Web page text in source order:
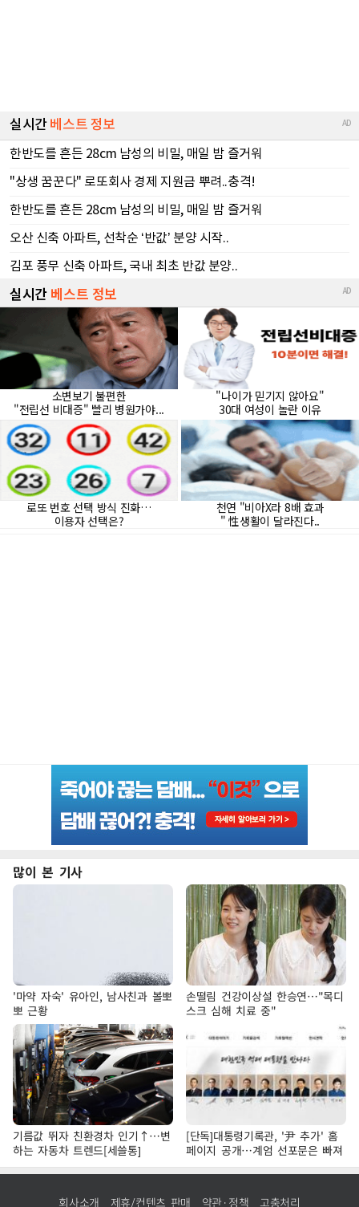
많이 본 기사
'마약 자숙' 유아인, 남사친과 볼뽀
뽀 근황
손떨림 건강이상설 한승연…"목디
스크 심해 치료 중"
기름값 뛰자 친환경차 인기↑…변
하는 자동차 트렌드[세쓸통]
[단독]대통령기록관, '尹 추가' 홈
페이지 공개…계엄 선포문은 빠져
회사소개 제휴/컨텐츠 판매 약관·정책 고충처리